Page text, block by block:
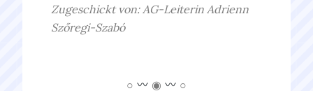
Zugeschickt von: AG-Leiterin Adrienn
Szőregi-Szabó
○ ◉ ○